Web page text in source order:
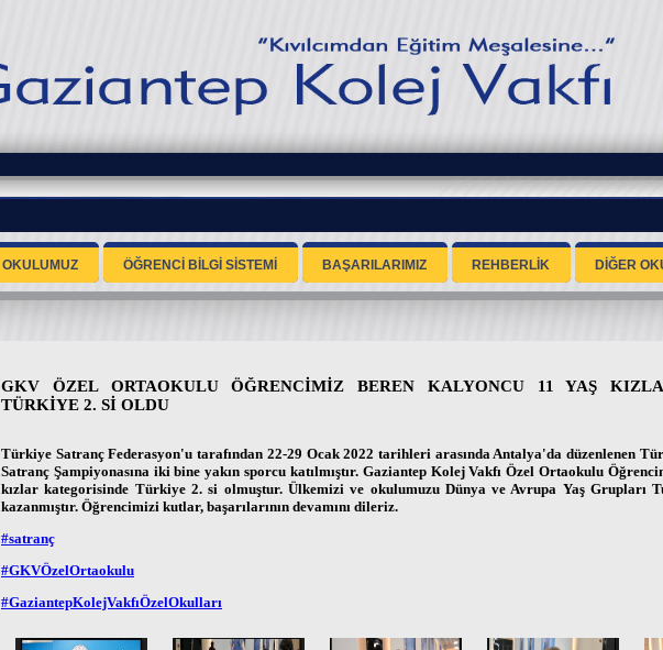
OKULUMUZ ÖĞRENCİ BİLGİ SİSTEMİ BAŞARILARIMIZ REHBERLİK DİĞER
GKV ÖZEL ORTAOKULU ÖĞRENCİMİZ BEREN KALYONCU 11 YAŞ
TÜRKİYE 2. Sİ OLDU
Türkiye Satranç Federasyon'u tarafından 22-29 Ocak 2022 tarihleri arasında Antalya'da düzenlenen
Satranç Şampiyonasına iki bine yakın sporcu katılmıştır. Gaziantep Kolej Vakfı Özel Ortaokulu
kızlar kategorisinde Türkiye 2. si olmuştur. Ülkemizi ve okulumuzu Dünya ve Avrupa Yaş Grupları
kazanmıştır. Öğrencimizi kutlar, başarılarının devamını dileriz.
#satranç
#GKVÖzelOrtaokulu
#GaziantepKolejVakfıÖzelOkulları